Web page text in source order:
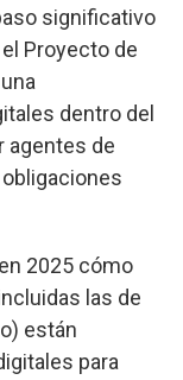
significativo
Proyecto de
dentro del
agentes de
2025 cómo
las de
están
para